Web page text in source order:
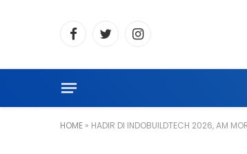
FacebookTwitterInstagram
HOME » HADIR DI INDOBUILDTECH 2026, AM